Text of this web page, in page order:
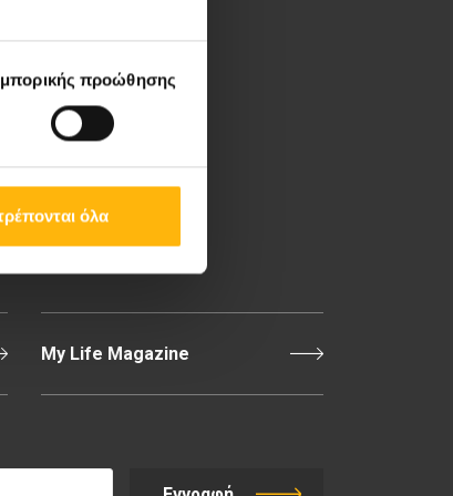
προώθησης
όλα
000
My Life Magazine